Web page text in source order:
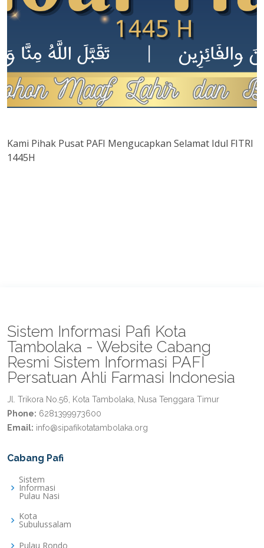
Kami Pihak Pusat PAFI Mengucapkan Selamat Idul FITRI
1445H
Sistem Informasi Pafi Kota
Tambolaka - Website Cabang
Resmi Sistem Informasi PAFI
Persatuan Ahli Farmasi Indonesia
Jl. Trikora No.56, Kota Tambolaka, Nusa Tenggara Timur
Phone: 6281399973600
Email: info@sipafikotatambolaka.org
Cabang Pafi
Sistem
Informasi
Pulau Nasi
Kota
Subulussalam
Pulau Rondo